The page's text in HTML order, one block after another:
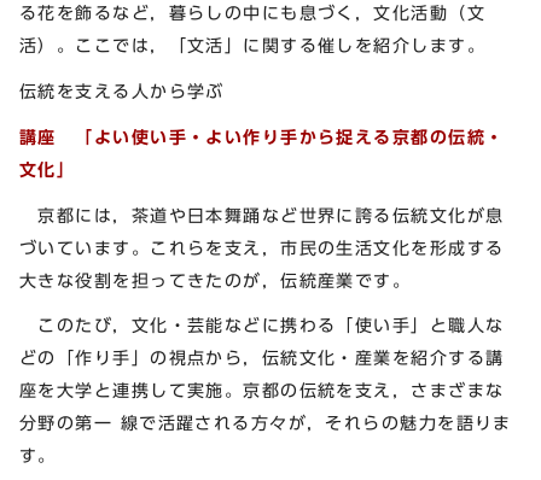
る花を飾るなど，暮らしの中にも息づく，文化活動（文
活）。ここでは，「文活」に関する催しを紹介します。
伝統を支える人から学ぶ
講座 「よい使い手・よい作り手から捉える京都の伝統・
文化」
京都には，茶道や日本舞踊など世界に誇る伝統文化が息
づいています。これらを支え，市民の生活文化を形成する
大きな役割を担ってきたのが，伝統産業です。
このたび，文化・芸能などに携わる「使い手」と職人な
どの「作り手」の視点から，伝統文化・産業を紹介する講
座を大学と連携して実施。京都の伝統を支え，さまざまな
分野の第一 線で活躍される方々が，それらの魅力を語りま
す。